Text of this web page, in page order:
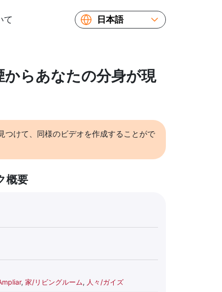
て
日本語
Українська
らあなたの分身が現
つけて、同様のビデオを作成することがで
概要
, 家/リビングルーム, 人々/ガイズ